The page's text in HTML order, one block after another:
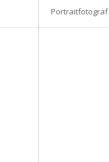
Portraitfotograf